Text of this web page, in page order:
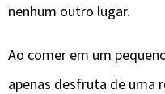
nenhum outro lugar.
Ao comer em um
apenas desfruta de uma